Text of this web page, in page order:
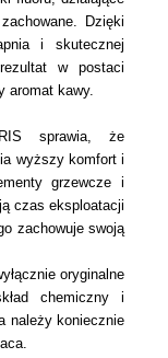
Dzięki
i skutecznej
w postaci
aromat kawy.
sprawia, że
wyższy komfort i
grzewcze i
czas eksploatacji
zachowuje swoją
oryginalne
chemiczny i
należy koniecznie